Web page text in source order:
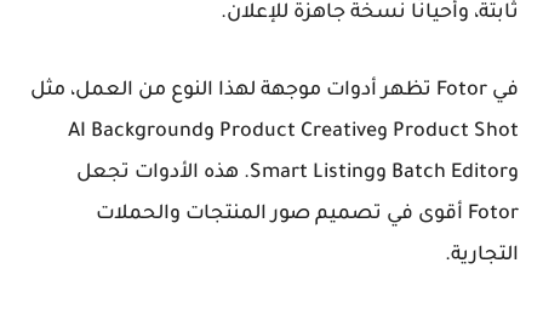
ثابتة، وأحيانًا نسخة جاهزة للإعلان.
في Fotor تظهر أدوات موجهة لهذا النوع من العمل، مثل
Product Shot وProduct Creative وAI Background
وBatch Editor وSmart Listing. هذه الأدوات تجعل
Fotor أقوى في
تصميم صور المنتجات والحملات
التجارية.